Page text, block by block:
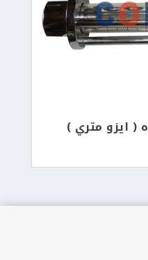
( ايزو متري )